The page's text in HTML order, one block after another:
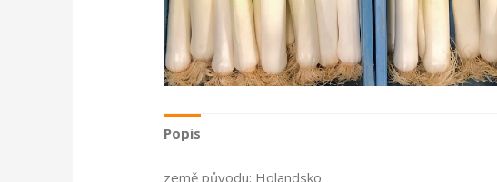
Popis
země původu: Holandsko